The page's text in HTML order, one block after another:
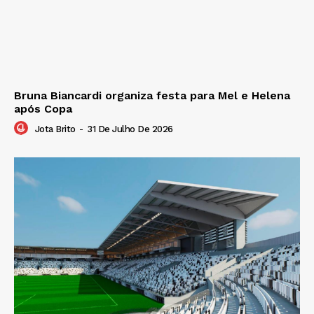
Bruna Biancardi organiza festa para Mel e Helena
após Copa
Jota Brito - 31 De Julho De 2026